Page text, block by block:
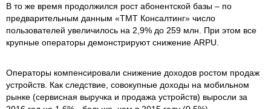
В то же время продолжился рост абонентской базы – по
предварительным данным «ТМТ Консалтинг» число
пользователей увеличилось на 2,9% до 259 млн. При этом все
крупные операторы демонстрируют снижение ARPU.
Операторы компенсировали снижение доходов ростом продаж
устройств. Как следствие, совокупные доходы на мобильном
рынке (сервисная выручка и продажа устройств) выросли за